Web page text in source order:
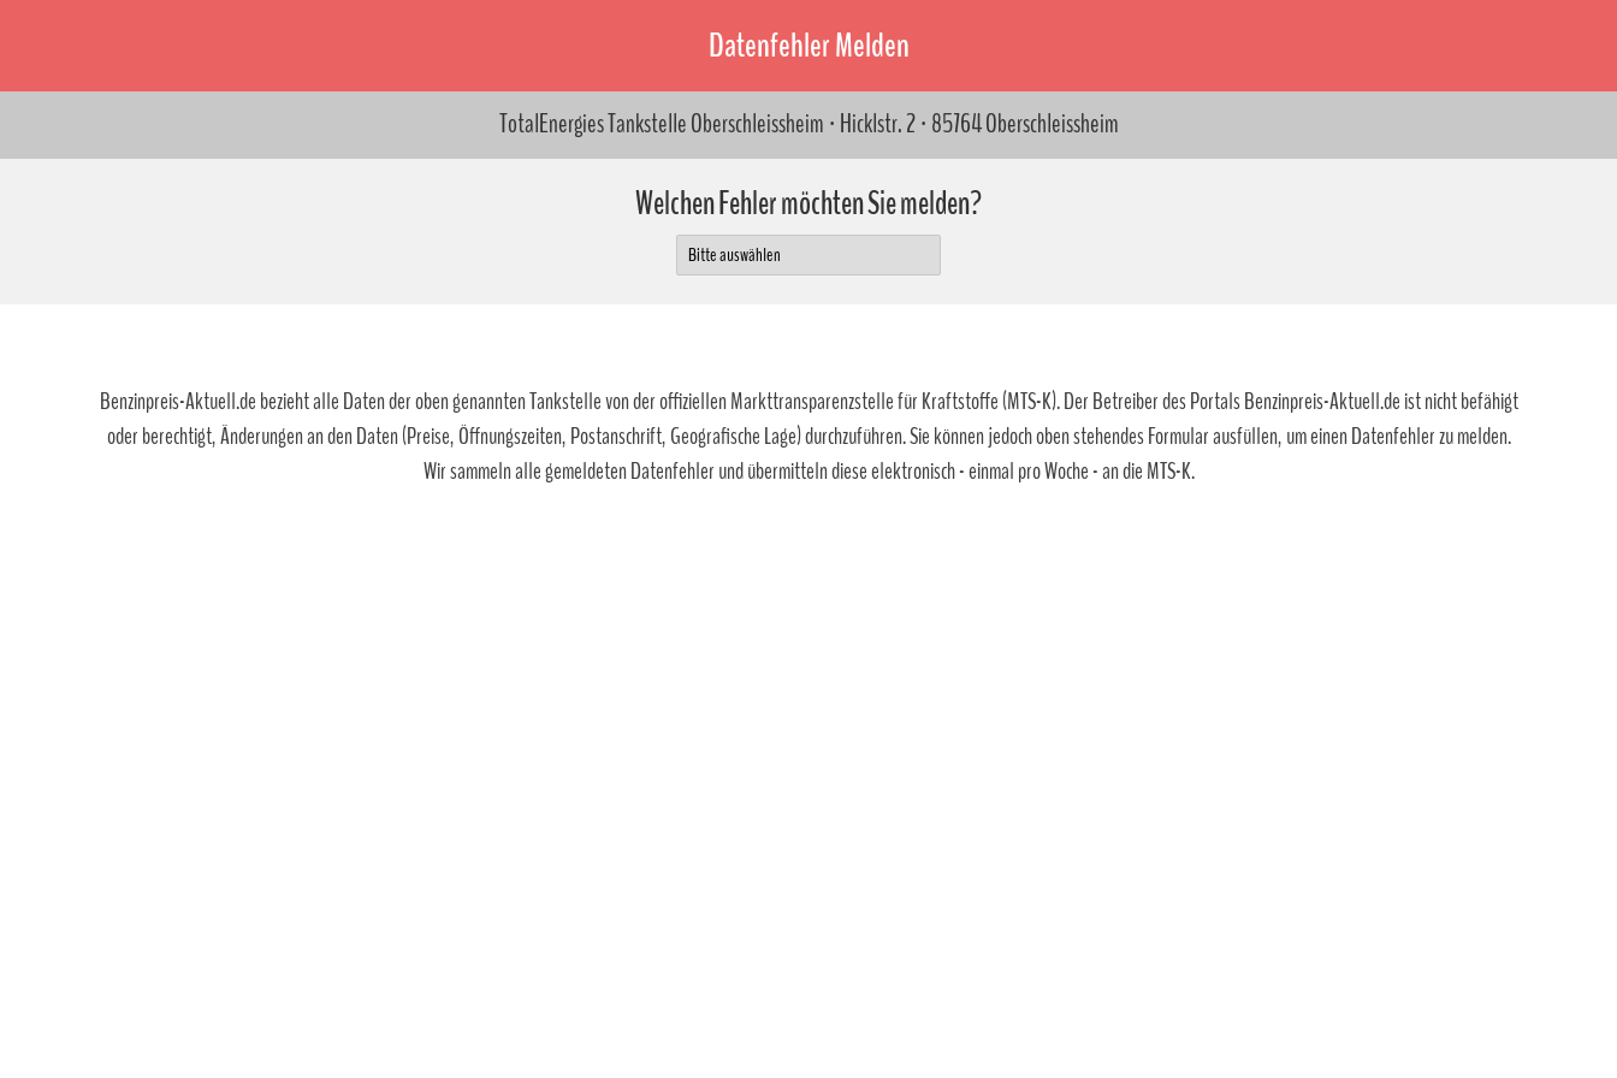
Datenfehler Melden
TotalEnergies Tankstelle Oberschleissheim · Hicklstr. 2 · 85764 Oberschleissheim
Welchen Fehler möchten Sie melden?
Benzinpreis-Aktuell.de bezieht alle Daten der oben genannten Tankstelle von der offiziellen Markttransparenzstelle für Kraftstoffe (MTS-K). Der Betreiber des Portals Benzinpreis-Aktuell.de ist nicht befähigt
oder berechtigt, Änderungen an den Daten (Preise, Öffnungszeiten, Postanschrift, Geografische Lage) durchzuführen. Sie können jedoch oben stehendes Formular ausfüllen, um einen Datenfehler zu melden.
Wir sammeln alle gemeldeten Datenfehler und übermitteln diese elektronisch - einmal pro Woche - an die MTS-K.